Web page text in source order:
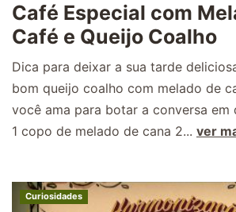
Café Especial com
Café e Queijo Coalho
Dica para deixar a sua tarde
bom queijo coalho com melado de
você ama para botar a conversa
1 copo de melado de cana 2... ver
Curiosidades